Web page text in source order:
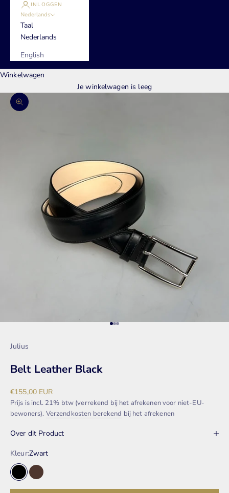
INLOGGEN
Nederlands
Taal
Nederlands
English
Winkelwagen
Je winkelwagen is leeg
In-/uitzoomen
Naar artikel 1
Naar artikel 2
Naar artikel 3
Julius
Belt Leather Black
Aanbiedingsprijs
€155,00 EUR
Prijs is incl. 21% btw (verrekend bij het afrekenen voor niet-EU-
bewoners). Verzendkosten berekend bij het afrekenen
Over dit Product
Kleur:Zwart
ZwartDonker Bruin